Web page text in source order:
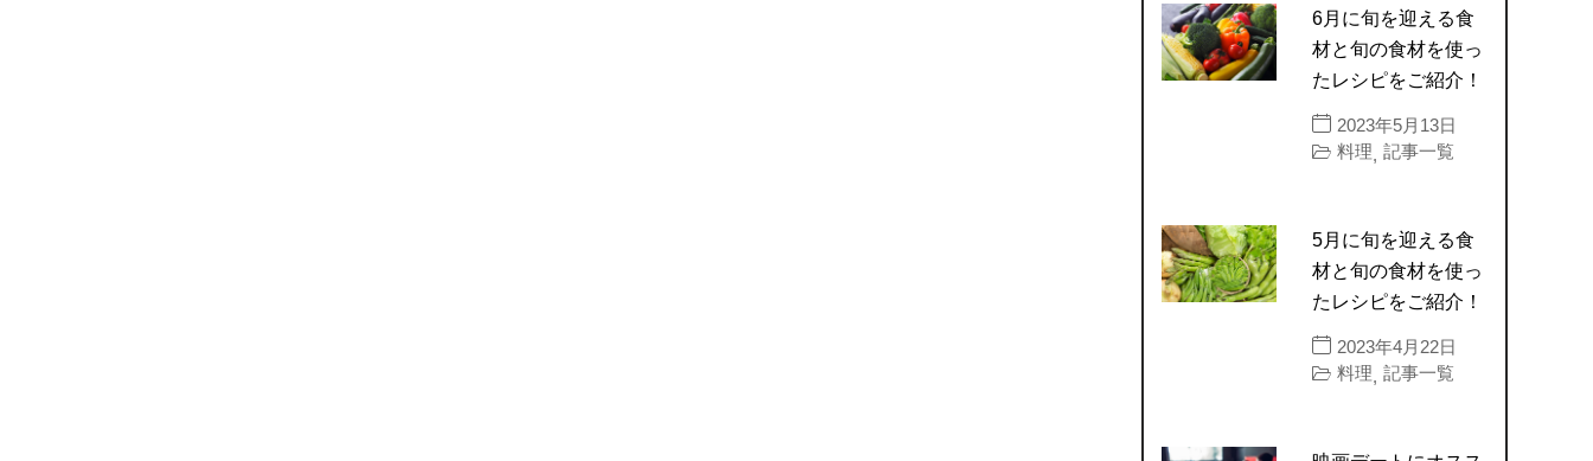
6月に旬を迎える食
材と旬の食材を使っ
たレシピをご紹介！
2023年5月13日
料理, 記事一覧
5月に旬を迎える食
材と旬の食材を使っ
たレシピをご紹介！
2023年4月22日
料理, 記事一覧